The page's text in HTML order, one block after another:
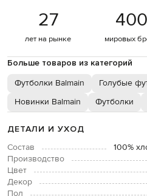
27
лет на рынке
400
мировых
Больше товаров из категорий
Футболки Balmain Голубые
Новинки Balmain
Футболки
ДЕТАЛИ И УХОД
Состав
100%
Производство
Цвет
Декор